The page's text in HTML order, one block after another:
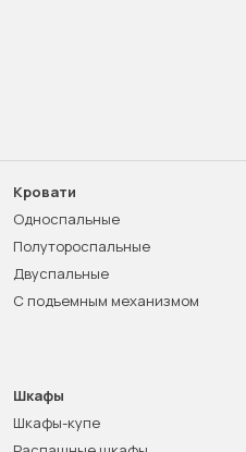
Кровати
Односпальные
Полутороспальные
Двуспальные
С подъемным механизмом
Шкафы
Шкафы-купе